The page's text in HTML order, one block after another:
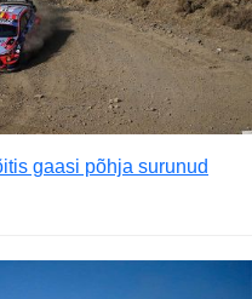
gaasi põhja surunud